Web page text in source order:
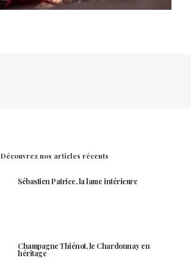
Découvrez nos articles récents
Sébastien Patrice, la lame intérieure
Champagne Thiénot, le Chardonnay en
héritage